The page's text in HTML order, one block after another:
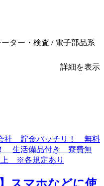
ター・検査 / 電子部品系
詳細を表示